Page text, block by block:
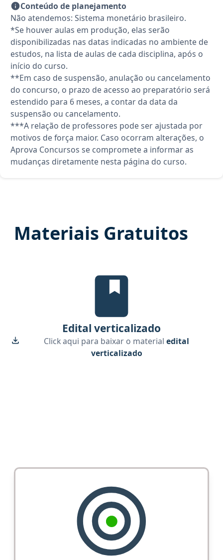
Conteúdo de planejamento
Não atendemos: Sistema monetário brasileiro.
*Se houver aulas em produção, elas serão
disponibilizadas nas datas indicadas no ambiente de
estudos, na lista de aulas de cada disciplina, após o
início do curso.
**Em caso de suspensão, anulação ou cancelamento
do concurso, o prazo de acesso ao preparatório será
estendido para 6 meses, a contar da data da
suspensão ou cancelamento.
***A relação de professores pode ser ajustada por
motivos de força maior. Caso ocorram alterações, o
Aprova Concursos se compromete a informar as
mudanças diretamente nesta página do curso.
Materiais Gratuitos
Edital Verticalizado, material
Edital verticalizado
Click aqui para baixar o materialedital
verticalizado